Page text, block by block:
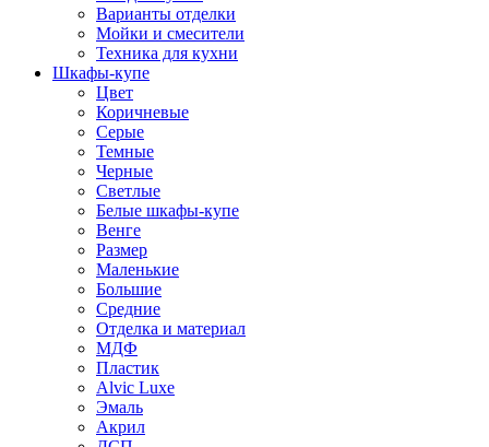
Варианты отделки
Мойки и смесители
Техника для кухни
Шкафы-купе
Цвет
Коричневые
Серые
Темные
Черные
Светлые
Белые шкафы-купе
Венге
Размер
Маленькие
Большие
Средние
Отделка и материал
МДФ
Пластик
Alvic Luxe
Эмаль
Акрил